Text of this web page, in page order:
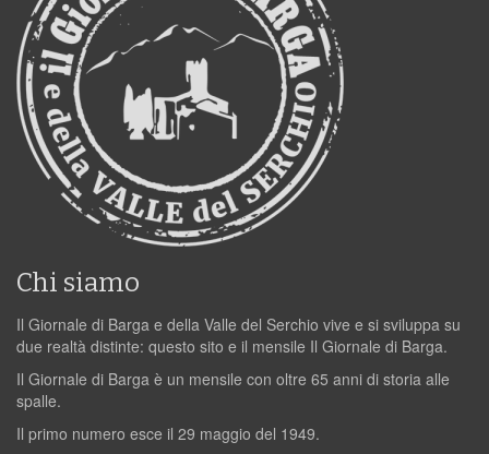
Chi siamo
Il Giornale di Barga e della Valle del Serchio vive e si sviluppa su
due realtà distinte: questo sito e il mensile Il Giornale di Barga.
Il Giornale di Barga è un mensile con oltre 65 anni di storia alle
spalle.
Il primo numero esce il 29 maggio del 1949.